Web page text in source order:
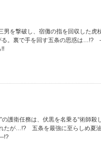
男を撃破し、宿儺の指を回収した虎
る。裏で手を回す五条の思惑は
!!
護衛任務は、伏黒を名乗る“術師殺
たが…!? 五条を最強に至らしめ夏